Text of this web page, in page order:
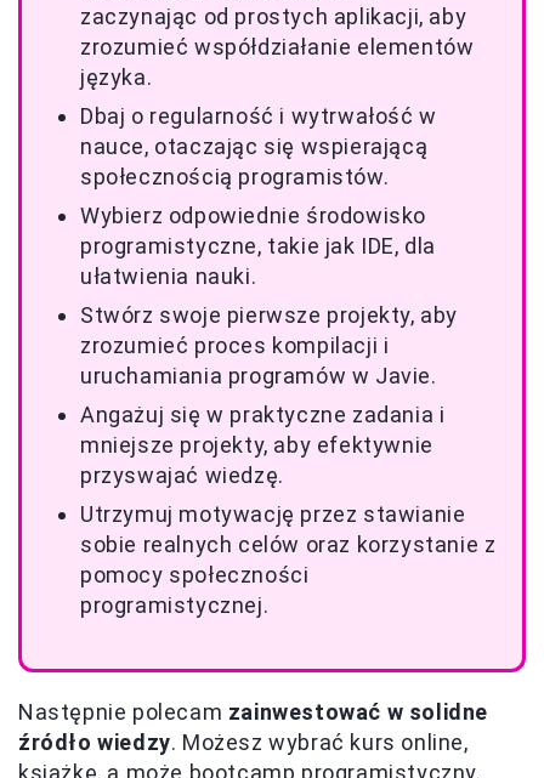
zaczynając od prostych aplikacji, aby
zrozumieć współdziałanie elementów
języka.
Dbaj o regularność i wytrwałość w
nauce, otaczając się wspierającą
społecznością programistów.
Wybierz odpowiednie środowisko
programistyczne, takie jak IDE, dla
ułatwienia nauki.
Stwórz swoje pierwsze projekty, aby
zrozumieć proces kompilacji i
uruchamiania programów w Javie.
Angażuj się w praktyczne zadania i
mniejsze projekty, aby efektywnie
przyswajać wiedzę.
Utrzymuj motywację przez stawianie
sobie realnych celów oraz korzystanie z
pomocy społeczności
programistycznej.
Następnie polecam zainwestować w solidne
źródło wiedzy. Możesz wybrać kurs online,
książkę, a może bootcamp programistyczny.